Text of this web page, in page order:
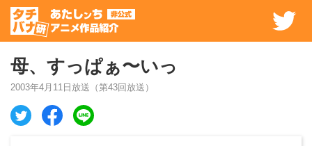
母、すっぱぁ〜いっ
2003年4月11日 放送（第43回放送）